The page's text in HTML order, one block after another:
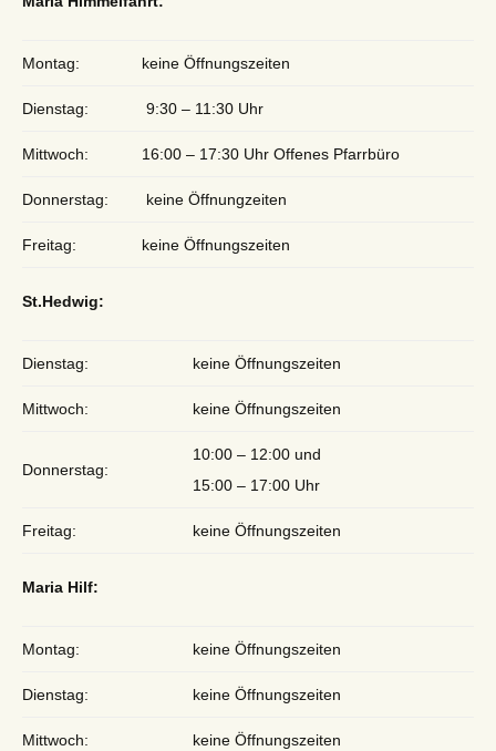
Montag: keine Öffnungszeiten
Dienstag: 9:30 – 11:30 Uhr
Mittwoch: 16:00 – 17:30 Uhr Offenes Pfarrbüro
Donnerstag: keine Öffnungzeiten
Freitag: keine Öffnungszeiten
St.Hedwig:
Dienstag: keine Öffnungszeiten
Mittwoch: keine Öffnungszeiten
Donnerstag:
10:00 – 12:00 und
15:00 – 17:00 Uhr
Freitag: keine Öffnungszeiten
Maria Hilf:
Montag: keine Öffnungszeiten
Dienstag: keine Öffnungszeiten
Mittwoch: keine Öffnungszeiten